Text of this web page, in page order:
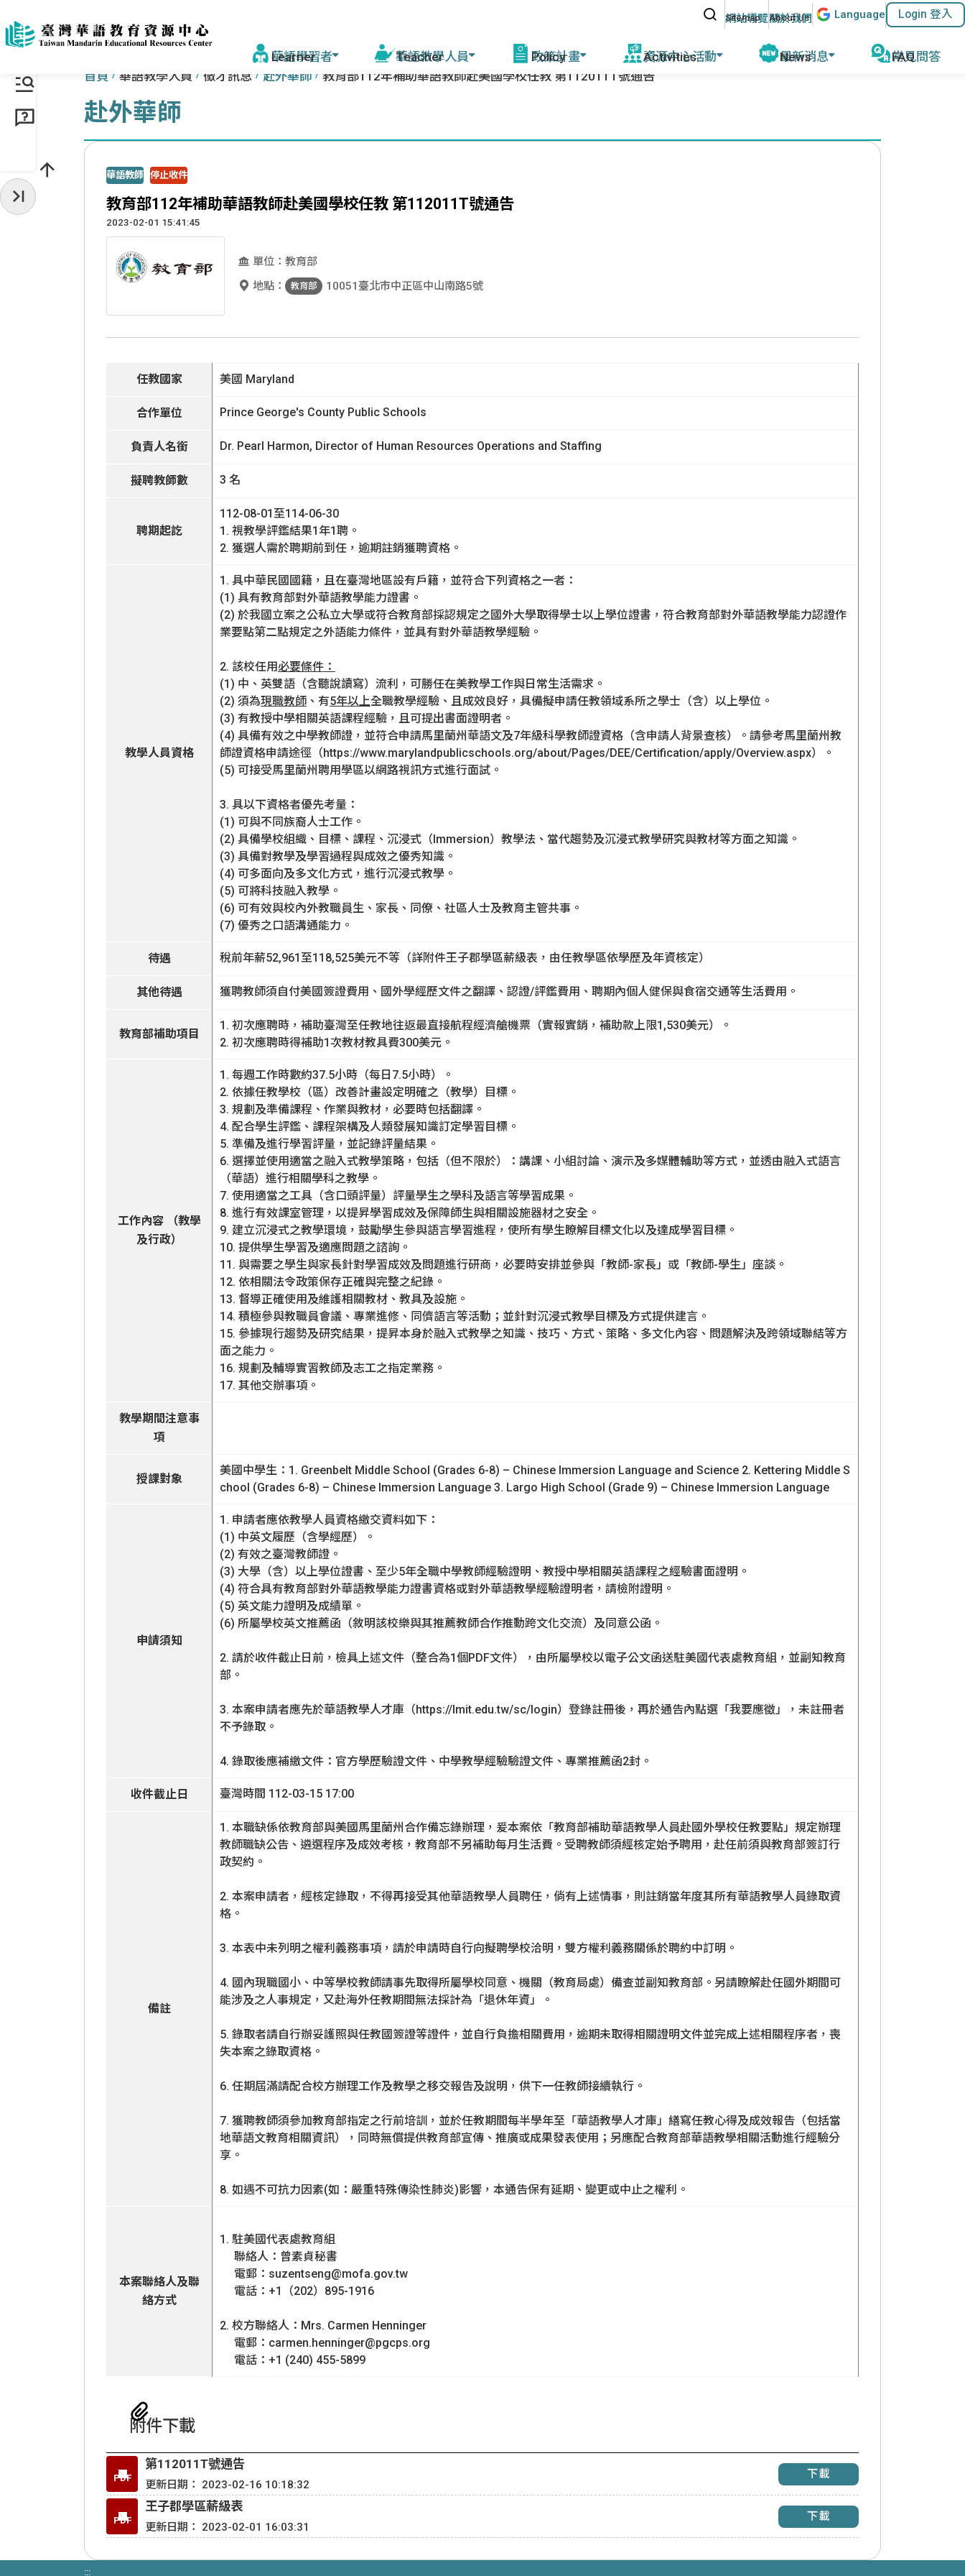
跳到主要內容區塊
站內搜尋
網站導覽關於我們 Language Login 登入
華語學習者
為什麼選臺灣
國際人才招生
篩系統
華語教學人員 政策計畫 資源中心活動 最新消息 常見問答
首頁 華語教學人員 徵才訊息 赴外華師 教育部112年補助華語教師赴美國學校任教 第112011T號通告
赴外華師
華語教師 停止收件
教育部112年補助華語教師赴美國學校任教 第112011T號通告
2023-02-01 15:41:45
單位：教育部
地點：
教育部 10051臺北市中正區中山南路5號
任教國家 美國 Maryland
合作單位 Prince George's County Public Schools
負責人名銜 Dr. Pearl Harmon, Director of Human Resources Operations and Staffing
擬聘教師數 3 名
聘期起訖
112-08-01至114-06-30
1. 視教學評鑑結果1年1聘。
2. 獲選人需於聘期前到任，逾期註銷獲聘資格。
教學人員資格
1. 具中華民國國籍，且在臺灣地區設有戶籍，並符合下列資格之一者：
(1) 具有教育部對外華語教學能力證書。
(2) 於我國立案之公私立大學或符合教育部採認規定之國外大學取得學士以上學位證書，符合教育部對外華語教學能力認證作
業要點第二點規定之外語能力條件，並具有對外華語教學經驗。
2. 該校任用必要條件 ：
(1) 中、英雙語（含聽說讀寫）流利，可勝任在美教學工作與日常生活需求。
(2) 須為現職教師 、有5年以上全職教學經驗、且成效良好，具備擬申請任教領域系所之學士（含）以上學位。
(3) 有教授中學相關英語課程經驗，且可提出書面證明者。
(4) 具備有效之中學教師證，並符合申請馬里蘭州華語文及7年級科學教師證資格（含申請人背景查核）。請參考馬里蘭州教
師證資格申請途徑（https://www.marylandpublicschools.org/about/Pages/DEE/Certification/apply/Overview.aspx）。
(5) 可接受馬里蘭州聘用學區以網路視訊方式進行面試。
3. 具以下資格者優先考量：
(1) 可與不同族裔人士工作。
(2) 具備學校組織、目標、課程、沉浸式（Immersion）教學法、當代趨勢及沉浸式教學研究與教材等方面之知識。
(3) 具備對教學及學習過程與成效之優秀知識。
(4) 可多面向及多文化方式，進行沉浸式教學。
(5) 可將科技融入教學。
(6) 可有效與校內外教職員生、家長、同僚、社區人士及教育主管共事。
(7) 優秀之口語溝通能力。
待遇 稅前年薪52,961至118,525美元不等（詳附件王子郡學區薪級表，由任教學區依學歷及年資核定）
其他待遇 獲聘教師須自付美國簽證費用、國外學經歷文件之翻譯、認證/評鑑費用、聘期內個人健保與食宿交通等生活費用。
教育部補助項目
1. 初次應聘時，補助臺灣至任教地往返最直接航程經濟艙機票（實報實銷，補助款上限1,530美元）。
2. 初次應聘時得補助1次教材教具費300美元。
工作內容 （教學
及行政）
1. 每週工作時數約37.5小時（每日7.5小時）。
2. 依據任教學校（區）改善計畫設定明確之（教學）目標。
3. 規劃及準備課程、作業與教材，必要時包括翻譯。
4. 配合學生評鑑、課程架構及人類發展知識訂定學習目標。
5. 準備及進行學習評量，並記錄評量結果。
6. 選擇並使用適當之融入式教學策略，包括（但不限於）：講課、小組討論、演示及多媒體輔助等方式，並透由融入式語言
（華語）進行相關學科之教學。
7. 使用適當之工具（含口頭評量）評量學生之學科及語言等學習成果。
8. 進行有效課室管理，以提昇學習成效及保障師生與相關設施器材之安全。
9. 建立沉浸式之教學環境，鼓勵學生參與語言學習進程，使所有學生瞭解目標文化以及達成學習目標。
10. 提供學生學習及適應問題之諮詢。
11. 與需要之學生與家長針對學習成效及問題進行研商，必要時安排並參與「教師-家長」或「教師-學生」座談。
12. 依相關法令政策保存正確與完整之紀錄。
13. 督導正確使用及維護相關教材、教具及設施。
14. 積極參與教職員會議、專業進修、同儕語言等活動；並針對沉浸式教學目標及方式提供建言。
15. 參據現行趨勢及研究結果，提昇本身於融入式教學之知識、技巧、方式、策略、多文化內容、問題解決及跨領域聯結等方
面之能力。
16. 規劃及輔導實習教師及志工之指定業務。
17. 其他交辦事項。
教學期間注意事
項
授課對象
美國中學生：1. Greenbelt Middle School (Grades 6-8) – Chinese Immersion Language and Science 2. Kettering Middle S
chool (Grades 6-8) – Chinese Immersion Language 3. Largo High School (Grade 9) – Chinese Immersion Language
申請須知
1. 申請者應依教學人員資格繳交資料如下：
(1) 中英文履歷（含學經歷）。
(2) 有效之臺灣教師證。
(3) 大學（含）以上學位證書、至少5年全職中學教師經驗證明、教授中學相關英語課程之經驗書面證明。
(4) 符合具有教育部對外華語教學能力證書資格或對外華語教學經驗證明者，請檢附證明。
(5) 英文能力證明及成績單。
(6) 所屬學校英文推薦函（敘明該校樂與其推薦教師合作推動跨文化交流）及同意公函。
2. 請於收件截止日前，檢具上述文件（整合為1個PDF文件），由所屬學校以電子公文函送駐美國代表處教育組，並副知教育
部。
3. 本案申請者應先於華語教學人才庫（https://lmit.edu.tw/sc/login）登錄註冊後，再於通告內點選「我要應徵」，未註冊者
不予錄取。
4. 錄取後應補繳文件：官方學歷驗證文件、中學教學經驗驗證文件、專業推薦函2封。
收件截止日 臺灣時間 112-03-15 17:00
備註
1. 本職缺係依教育部與美國馬里蘭州合作備忘錄辦理，爰本案依「教育部補助華語教學人員赴國外學校任教要點」規定辦理
教師職缺公告、遴選程序及成效考核，教育部不另補助每月生活費。受聘教師須經核定始予聘用，赴任前須與教育部簽訂行
政契約。
2. 本案申請者，經核定錄取，不得再接受其他華語教學人員聘任，倘有上述情事，則註銷當年度其所有華語教學人員錄取資
格。
3. 本表中未列明之權利義務事項，請於申請時自行向擬聘學校洽明，雙方權利義務關係於聘約中訂明。
4. 國內現職國小、中等學校教師請事先取得所屬學校同意、機關（教育局處）備查並副知教育部。另請瞭解赴任國外期間可
能涉及之人事規定，又赴海外任教期間無法採計為「退休年資」。
5. 錄取者請自行辦妥護照與任教國簽證等證件，並自行負擔相關費用，逾期未取得相關證明文件並完成上述相關程序者，喪
失本案之錄取資格。
6. 任期屆滿請配合校方辦理工作及教學之移交報告及說明，供下一任教師接續執行。
7. 獲聘教師須參加教育部指定之行前培訓，並於任教期間每半學年至「華語教學人才庫」繕寫任教心得及成效報告（包括當
地華語文教育相關資訊），同時無償提供教育部宣傳、推廣或成果發表使用；另應配合教育部華語教學相關活動進行經驗分
享。
8. 如遇不可抗力因素(如：嚴重特殊傳染性肺炎)影響，本通告保有延期、變更或中止之權利。
本案聯絡人及聯
絡方式
1. 駐美國代表處教育組
聯絡人：曾素貞秘書
電郵：suzentseng@mofa.gov.tw
電話：+1（202）895-1916
2. 校方聯絡人：Mrs. Carmen Henninger
電郵：carmen.henninger@pgcps.org
電話：+1 (240) 455-5899
附件下載
PDF
第112011T號通告
更新日期： 2023-02-16 10:18:32
下載
PDF
王子郡學區薪級表
更新日期： 2023-02-01 16:03:31
下載
:::
收起常用服務